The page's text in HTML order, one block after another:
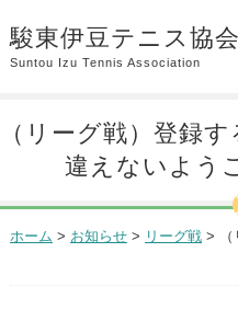
駿東伊豆テニス協会
Suntou Izu Tennis Association
（リーグ戦）登録
違えないよう
ホーム > お知らせ> リーグ戦> （